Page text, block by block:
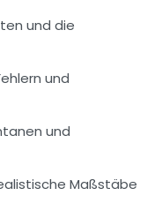
und die
und
und
Maßstäbe